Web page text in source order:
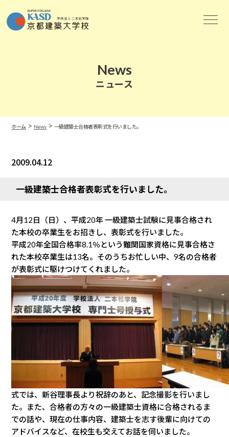
News
ニュース
ホーム > News> 一級建築士合格者表彰式を行いました。
2009.04.12
一級建築士合格者表彰式を行いました。
4月12日（日）、平成20年 一級建築士試験に見事合格され
た本校の卒業生をお招きし、表彰式を行いました。
平成20年全国合格率8.1％という難関国家資格に見事合格さ
れた本校卒業生は13名。そのうちお忙しい中、9名の合格者
が表彰式に駆けつけてくれました。
式では、新谷理事長より祝辞のあと、記念撮影を行いまし
た。また、合格者の方々の一級建築士資格に合格されるま
での話や、現在の仕事内容、建築士を志す後輩に向けての
アドバイスなど、在校生も交えてお話を伺いました。